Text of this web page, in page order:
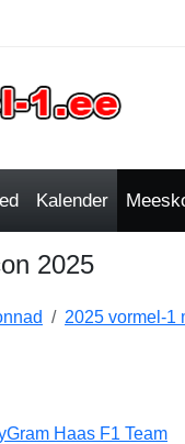
Kalender
2025
2025 vormel-1
Haas F1 Team